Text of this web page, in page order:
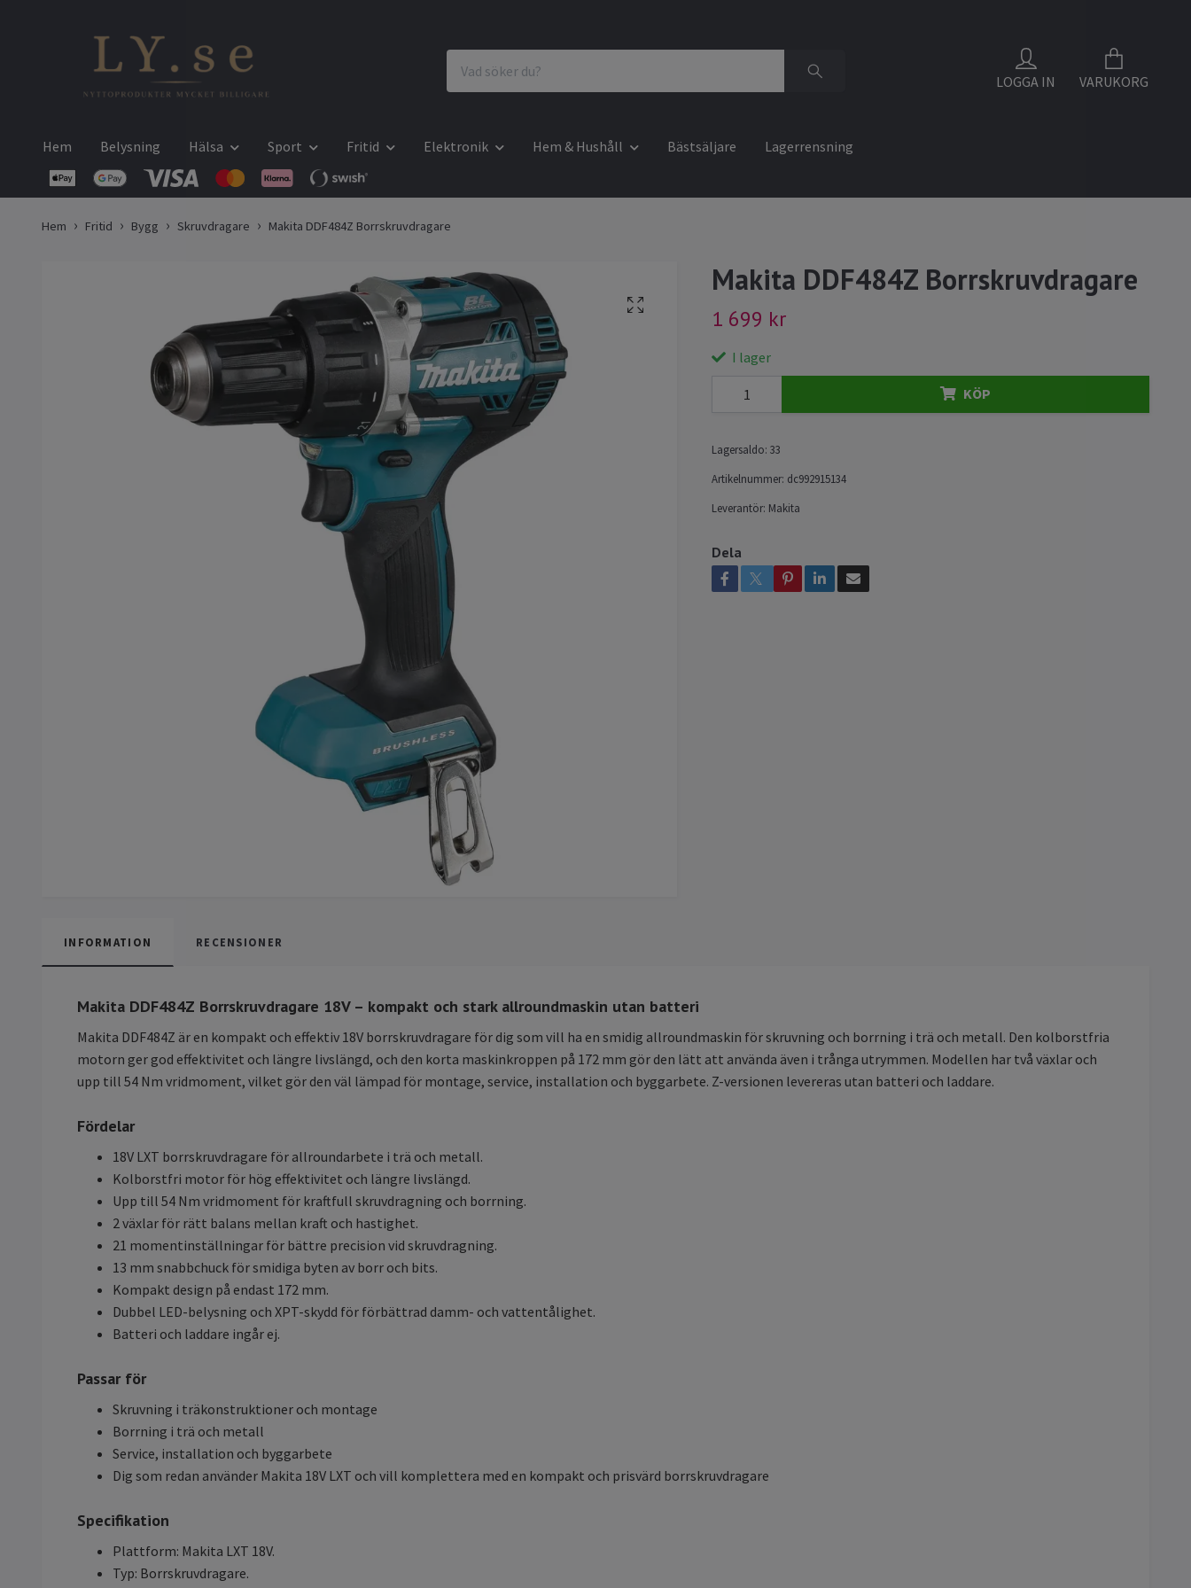
LOGGA IN VARUKORG
Hem Belysning Hälsa Sport Fritid Elektronik Hem & Hushåll Bästsäljare Lagerrensning
Hem Fritid Bygg Skruvdragare Makita DDF484Z Borrskruvdragare
Makita DDF484Z Borrskruvdragare
1 699 kr
I lager
KÖP
Lagersaldo: 33
Artikelnummer: dc992915134
Leverantör: Makita
Dela
INFORMATION RECENSIONER
Makita DDF484Z Borrskruvdragare 18V – kompakt och stark allroundmaskin utan batteri
Makita DDF484Z är en kompakt och effektiv 18V borrskruvdragare för dig som vill ha en smidig allroundmaskin för skruvning och borrning i trä och metall. Den kolborstfria
motorn ger god effektivitet och längre livslängd, och den korta maskinkroppen på 172 mm gör den lätt att använda även i trånga utrymmen. Modellen har två växlar och
upp till 54 Nm vridmoment, vilket gör den väl lämpad för montage, service, installation och byggarbete. Z-versionen levereras utan batteri och laddare.
Fördelar
18V LXT borrskruvdragare för allroundarbete i trä och metall.
Kolborstfri motor för hög effektivitet och längre livslängd.
Upp till 54 Nm vridmoment för kraftfull skruvdragning och borrning.
2 växlar för rätt balans mellan kraft och hastighet.
21 momentinställningar för bättre precision vid skruvdragning.
13 mm snabbchuck för smidiga byten av borr och bits.
Kompakt design på endast 172 mm.
Dubbel LED-belysning och XPT-skydd för förbättrad damm- och vattentålighet.
Batteri och laddare ingår ej.
Passar för
Skruvning i träkonstruktioner och montage
Borrning i trä och metall
Service, installation och byggarbete
Dig som redan använder Makita 18V LXT och vill komplettera med en kompakt och prisvärd borrskruvdragare
Specifikation
Plattform: Makita LXT 18V.
Typ: Borrskruvdragare.